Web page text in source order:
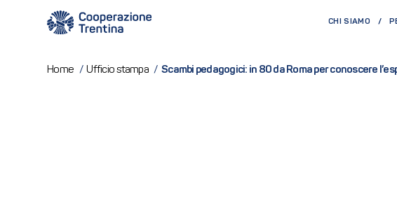
CHI SIAMO
Home / Ufficio stampa / Scambi pedagogici: in 80 da Roma per conoscere